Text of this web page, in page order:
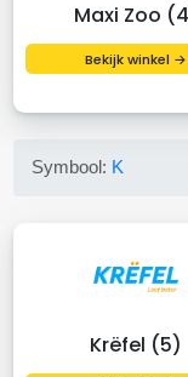
Maxi Zoo
Bekijk winkel →
Symbool: K
Krëfel (5)